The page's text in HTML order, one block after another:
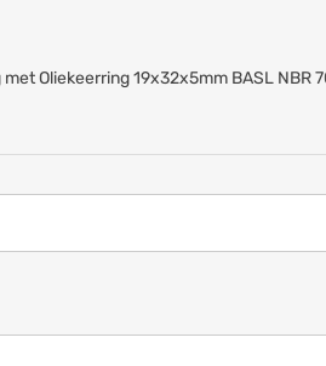
Oliekeerring 19x32x5mm BASL NBR